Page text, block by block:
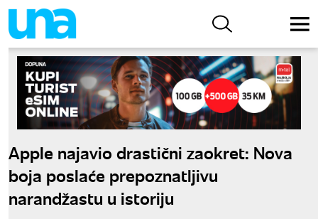
Apple najavio drastični zaokret: Nova
boja poslaće prepoznatljivu
narandžastu u istoriju